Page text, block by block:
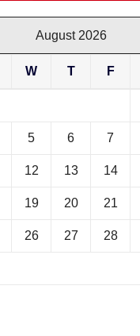
August 2026
W T F
5 6 7
12 13 14
19 20 21
26 27 28